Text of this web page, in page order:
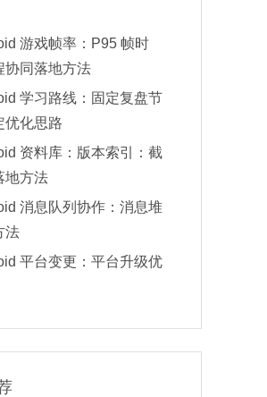
游戏帧率：P95 帧时
协同落地方法
学习路线：固定复盘节
优化思路
资料库：版本索引：截
地方法
消息队列协作：消息堆
法
平台变更：平台升级优